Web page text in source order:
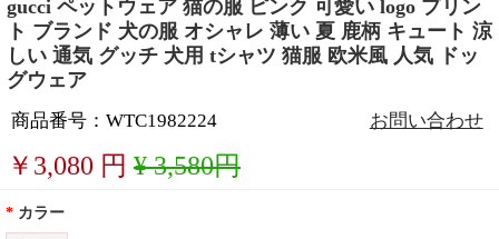
gucci ペットウェア 猫の服 ピンク 可愛い logo プリン
ト ブランド 犬の服 オシャレ 薄い 夏 鹿柄 キュート 涼
しい 通気 グッチ 犬用 tシャツ 猫服 欧米風 人気 ドッ
グウェア
商品番号：WTC1982224 お問い合わせ
￥ 3,080 円 ¥ 3,580円
* カラー